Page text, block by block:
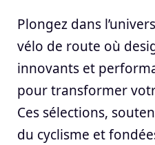
Plongez dans
vélo de route où
innovants et
pour transformer
Ces sélections,
du cyclisme et